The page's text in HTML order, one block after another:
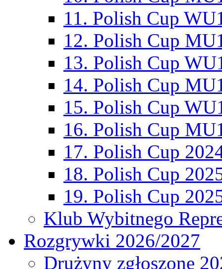
11. Polish Cup
12. Polish Cup
13. Polish Cup
14. Polish Cup
15. Polish Cup
16. Polish Cup
17. Polish Cup
18. Polish Cup
19. Polish Cup
Klub Wybitnego
Rozgrywki 2026/2027
Drużyny zgłoszone